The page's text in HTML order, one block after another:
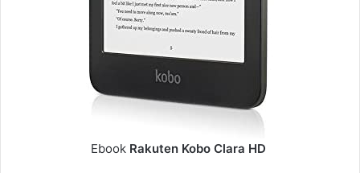
Ebook Rakuten Kobo Clara HD